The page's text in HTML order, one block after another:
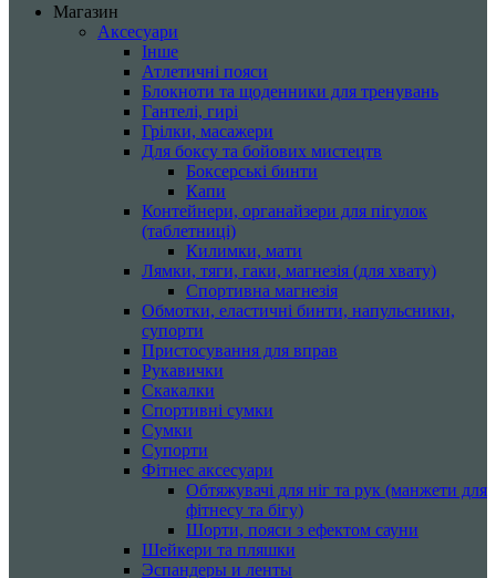
Магазин
Аксесуари
Інше
Атлетичні пояси
Блокноти та щоденники для тренувань
Гантелі, гирі
Грілки, масажери
Для боксу та бойових мистецтв
Боксерські бинти
Капи
Контейнери, органайзери для пігулок
(таблетниці)
Килимки, мати
Лямки, тяги, гаки, магнезія (для хвату)
Спортивна магнезія
Обмотки, еластичні бинти, напульсники,
супорти
Пристосування для вправ
Рукавички
Скакалки
Спортивні сумки
Сумки
Супорти
Фітнес аксесуари
Обтяжувачі для ніг та рук (манжети для
фітнесу та бігу)
Шорти, пояси з ефектом сауни
Шейкери та пляшки
Эспандеры и ленты